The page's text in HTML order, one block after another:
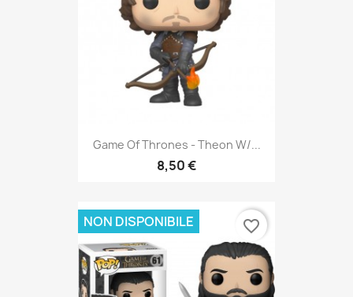
Game Of Thrones - Theon W/...
8,50 €
NON DISPONIBILE favorite_border